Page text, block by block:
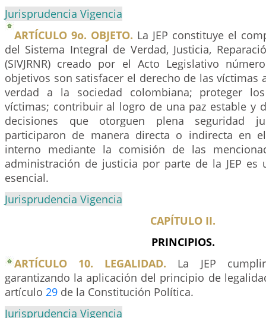
Jurisprudencia Vigencia
ARTÍCULO 9o. OBJETO. La JEP constituye el
del Sistema Integral de Verdad, Justicia,
(SIVJRNR) creado por el Acto Legislativo
objetivos son satisfacer el derecho de las víctimas
verdad a la sociedad colombiana; proteger
víctimas; contribuir al logro de una paz estable y
decisiones que otorguen plena seguridad
participaron de manera directa o indirecta en
interno mediante la comisión de las
administración de justicia por parte de la JEP es
esencial.
Jurisprudencia Vigencia
CAPÍTULO II.
PRINCIPIOS.
ARTÍCULO 10. LEGALIDAD. La JEP
garantizando la aplicación del principio de
artículo 29 de la Constitución Política.
Jurisprudencia Vigencia